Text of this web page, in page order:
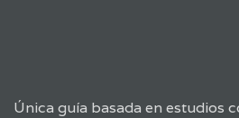
Única guía basada en estudios